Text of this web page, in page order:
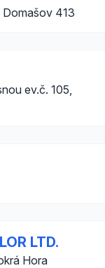
Domašov 413
ev.č. 105,
LTD.
Hora